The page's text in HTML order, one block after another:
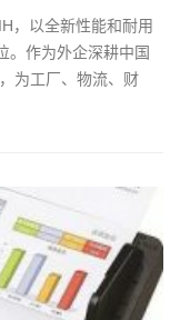
，以全新性能和耐用
。作为外企深耕中国
为工厂、物流、财